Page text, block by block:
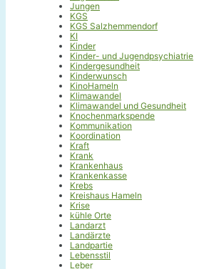
Jungen
KGS
KGS Salzhemmendorf
KI
Kinder
Kinder- und Jugendpsychiatrie
Kindergesundheit
Kinderwunsch
KinoHameln
Klimawandel
Klimawandel und Gesundheit
Knochenmarkspende
Kommunikation
Koordination
Kraft
Krank
Krankenhaus
Krankenkasse
Krebs
Kreishaus Hameln
Krise
kühle Orte
Landarzt
Landärzte
Landpartie
Lebensstil
Leber